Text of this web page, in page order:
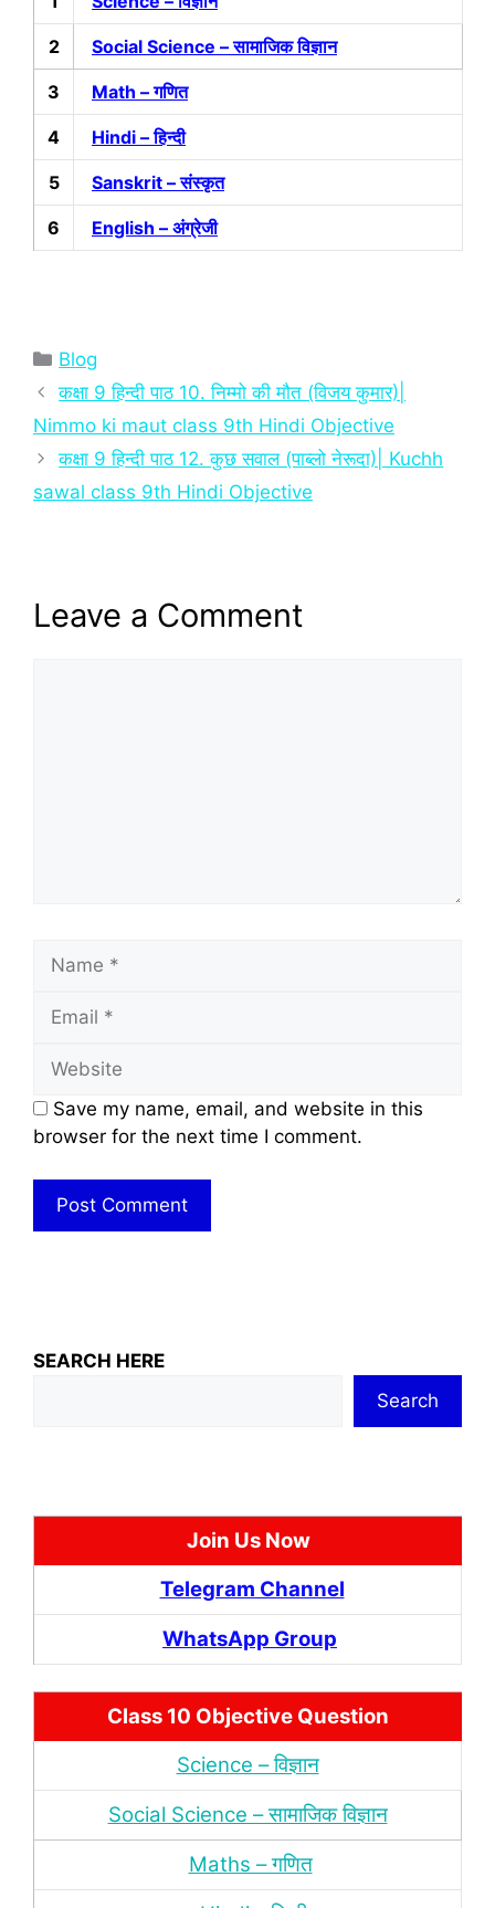
2 Social Science – सामाजिक विज्ञान
3 Math – गणित
4 Hindi – हिन्‍दी
5 Sanskrit – संस्‍कृत
6 English – अंग्रेजी
Categories
Blog
कक्षा 9 हिन्‍दी पाठ 10. निम्मो की मौत (विजय कुमार)|
Nimmo ki maut class 9th Hindi Objective
कक्षा 9 हिन्‍दी पाठ 12. कुछ सवाल (पाब्लो नेरूदा)| Kuchh
sawal class 9th Hindi Objective
Leave a Comment
Name
Email
Website
Save my name, email, and website in this
browser for the next time I comment.
SEARCH HERE
Search
Join Us Now
Telegram Channel
WhatsApp Group
Class 10 Objective Question
Science – विज्ञान
Social Science – सामाजिक विज्ञान
Maths – गणित